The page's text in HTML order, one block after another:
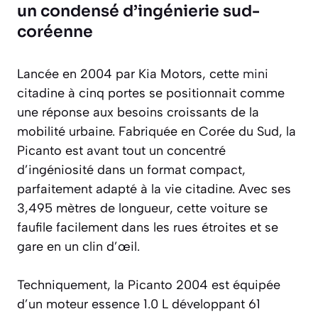
un condensé d’ingénierie sud-
coréenne
Lancée en 2004 par Kia Motors, cette mini
citadine à cinq portes se positionnait comme
une réponse aux besoins croissants de la
mobilité urbaine. Fabriquée en Corée du Sud, la
Picanto est avant tout un concentré
d’ingéniosité dans un format compact,
parfaitement adapté à la vie citadine. Avec ses
3,495 mètres de longueur, cette voiture se
faufile facilement dans les rues étroites et se
gare en un clin d’œil.
Techniquement, la Picanto 2004 est équipée
d’un moteur essence 1.0 L développant 61